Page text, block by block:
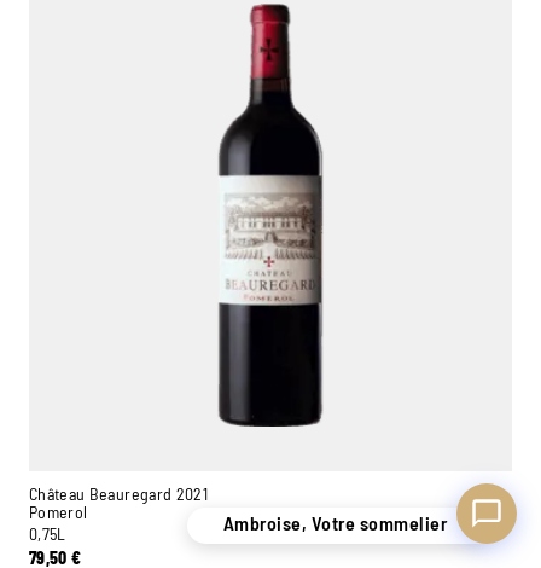
Château Beauregard 2021
Pomerol
0,75L
79,50€
Ambroise, Votre sommelier
Ambroise, Votre sommelier
Disponible pour vous conseiller